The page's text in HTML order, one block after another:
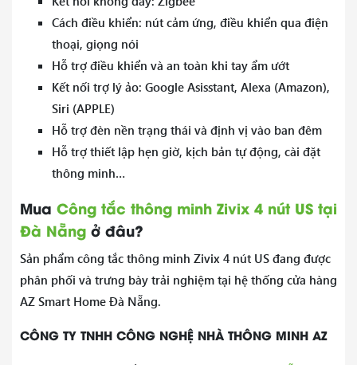
Cách điều khiển: nút cảm ứng, điều khiển qua điện
thoại, giọng nói
Hỗ trợ điều khiển và an toàn khi tay ẩm ướt
Kết nối trợ lý ảo: Google Asisstant, Alexa (Amazon),
Siri (APPLE)
Hỗ trợ đèn nền trạng thái và định vị vào ban đêm
Hỗ trợ thiết lập hẹn giờ, kịch bản tự động, cài đặt
thông minh…
Mua Công tắc thông minh Zivix 4 nút US tại
Đà Nẵng ở đâu?
Sản phẩm công tắc thông minh Zivix 4 nút US đang được
phân phối và trưng bày trải nghiệm tại hệ thống cửa hàng
AZ Smart Home Đà Nẵng.
CÔNG TY TNHH CÔNG NGHỆ NHÀ THÔNG MINH AZ